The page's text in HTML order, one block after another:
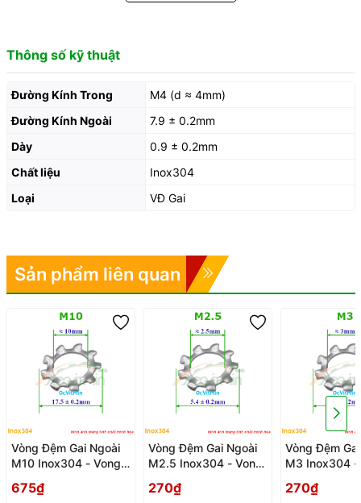
Thông số kỹ thuật
Đường Kính Trong
M4 (d ≈ 4mm)
Đường Kính Ngoài
7.9 ± 0.2mm
Dày
0.9 ± 0.2mm
Chất liệu
Inox304
Loại
VĐ Gai
Sản phẩm liên quan
Vòng Đệm Gai Ngoài
M10 Inox304 - Vong
675₫
Vòng Đệm Gai Ngoài
M2.5 Inox304 - Vong
270₫
Vòng Đệm
M3 Inox304 -
270₫